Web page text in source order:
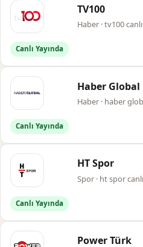
TV100
Haber · tv100
Canlı Yayında
Haber Global
Haber · haber
Canlı Yayında
HT Spor
Spor · ht spor
Canlı Yayında
Power Türk